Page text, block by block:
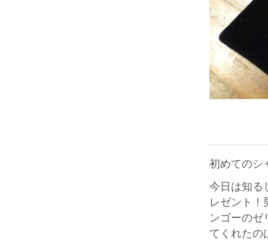
初めてのシ
今日は知る
レゼント！
ンゴーのゼ
てくれたの